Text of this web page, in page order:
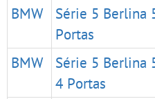
BMW
Série 5 Berlina
Portas
BMW
Série 5 Berlina
4 Portas